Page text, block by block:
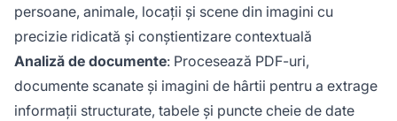
persoane, animale, locații și scene din imagini cu
precizie ridicată și conștientizare contextuală
Analiză de documente: Procesează PDF-uri,
documente scanate și imagini de hârtii pentru a extrage
informații structurate, tabele și puncte cheie de date